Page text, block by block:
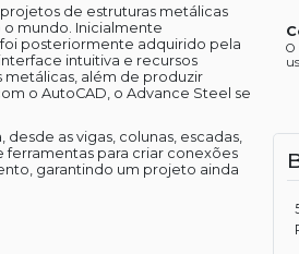
de estruturas metálicas
mundo. Inicialmente
posteriormente adquirido pela
intuitiva e recursos
metálicas, além de produzir
o AutoCAD, o Advance Steel se
as vigas, colunas, escadas,
ferramentas para criar conexões
garantindo um projeto ainda
O